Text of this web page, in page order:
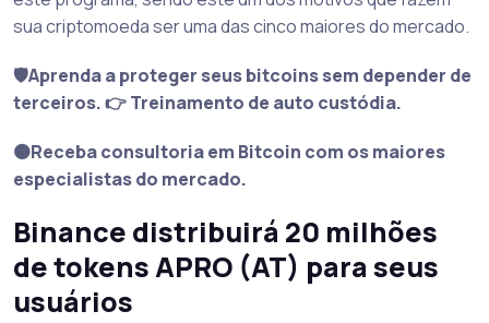
sua criptomoeda ser uma das cinco maiores do mercado.
🛡️Aprenda a proteger seus bitcoins sem depender de
terceiros. 👉 Treinamento de auto custódia.
🟠Receba consultoria em Bitcoin com os maiores
especialistas do mercado.
Binance distribuirá 20 milhões
de tokens APRO (AT) para seus
usuários